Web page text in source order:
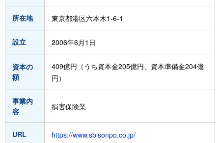
所在地 東京都港区六本木1-6-1
設立 2006年6月1日
資本の
額
409億円（うち資本金205億円、資本準備金204億
円）
事業内
容
損害保険業
URL https://www.sbisonpo.co.jp/